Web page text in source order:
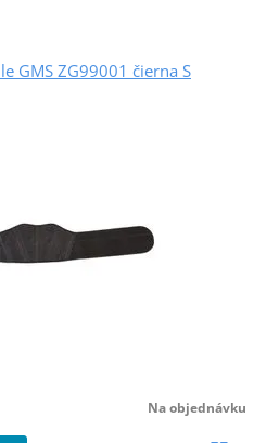
GMS ZG99001 čierna S
Na objednávku